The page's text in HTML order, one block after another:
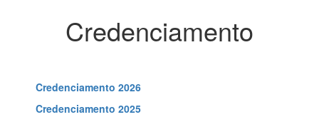
Credenciamento
Credenciamento 2026
Credenciamento 2025